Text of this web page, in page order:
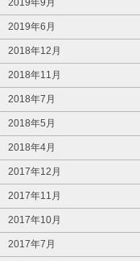
2019年6月
2018年12月
2018年11月
2018年7月
2018年5月
2018年4月
2017年12月
2017年11月
2017年10月
2017年7月